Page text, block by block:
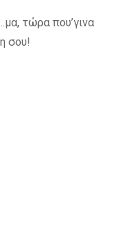
τώρα που’γινα
σου!